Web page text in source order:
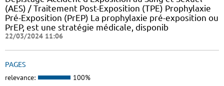
(AES) / Traitement Post-Exposition (TPE) Prophylaxie
Pré-Exposition (PrEP) La prophylaxie pré-exposition ou
PrEP, est une stratégie médicale, disponib
22/03/2024 11:06
PAGES
relevance: 100%